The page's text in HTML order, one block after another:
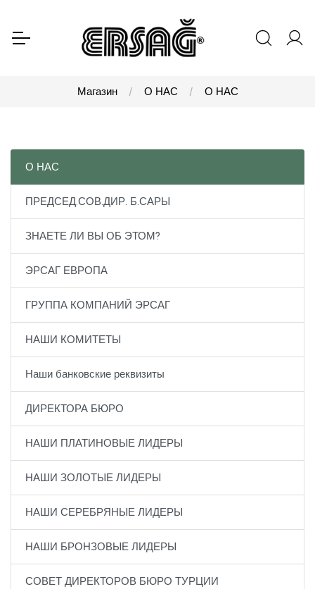
Магазин О НАС О НАС
О НАС
ПРЕДСЕД.СОВ.ДИР. Б.САРЫ
ЗНАЕТЕ ЛИ ВЫ ОБ ЭТОМ?
ЭРСАГ ЕВРОПА
ГРУППА КОМПАНИЙ ЭРСАГ
НАШИ КОМИТЕТЫ
Наши банковские реквизиты
ДИРЕКТОРА БЮРО
НАШИ ПЛАТИНОВЫЕ ЛИДЕРЫ
НАШИ ЗОЛОТЫЕ ЛИДЕРЫ
НАШИ СЕРЕБРЯНЫЕ ЛИДЕРЫ
НАШИ БРОНЗОВЫЕ ЛИДЕРЫ
СОВЕТ ДИРЕКТОРОВ БЮРО ТУРЦИИ